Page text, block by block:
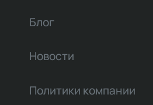
Блог
Новости
Политики компании